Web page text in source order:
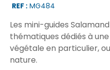
REF : MG484
Les mini-guides
thématiques dédiés à
végétale en particulier,
nature.